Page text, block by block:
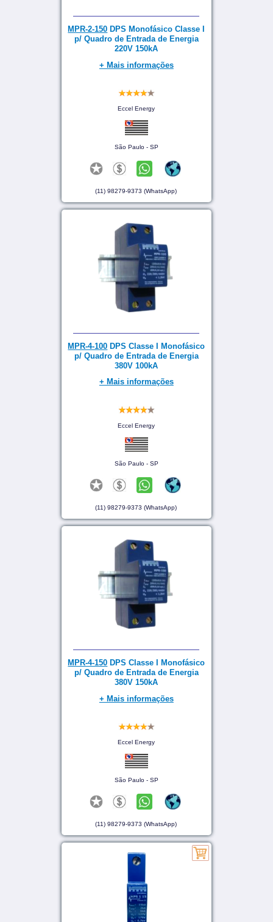
MPR-2-150 DPS Monofásico Classe I
p/ Quadro de Entrada de Energia
220V 150kA
+ Mais informações
Eccel Energy
São Paulo - SP
(11) 98279-9373 (WhatsApp)
MPR-4-100 DPS Classe I Monofásico
p/ Quadro de Entrada de Energia
380V 100kA
+ Mais informações
Eccel Energy
São Paulo - SP
(11) 98279-9373 (WhatsApp)
MPR-4-150 DPS Classe I Monofásico
p/ Quadro de Entrada de Energia
380V 150kA
+ Mais informações
Eccel Energy
São Paulo - SP
(11) 98279-9373 (WhatsApp)